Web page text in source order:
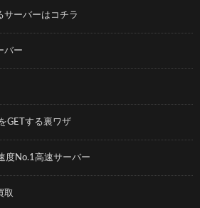
サーバーはコチラ
バー
GETする裏ワザ
度No.1高速サーバー
取